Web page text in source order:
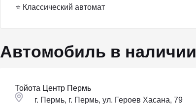
⭐ Классический автомат
Автомобиль в наличии
Тойота Центр Пермь
г. Пермь, г. Пермь, ул. Героев Хасана, 79